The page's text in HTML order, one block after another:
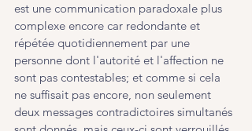
est une communication paradoxale plus
complexe encore car redondante et
répétée quotidiennement par une
personne dont l'autorité et l'affection ne
sont pas contestables; et comme si cela
ne suffisait pas encore, non seulement
deux messages contradictoires simultanés